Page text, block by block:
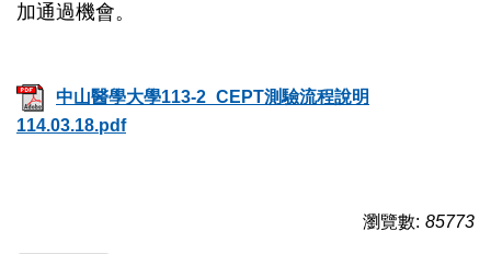
加通過機會。
中山醫學大學113-2_CEPT測驗流程說明
114.03.18.pdf
瀏覽數: 85773